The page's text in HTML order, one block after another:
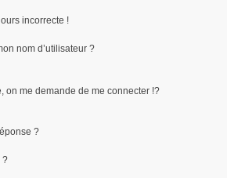
incorrecte !
nom d’utilisateur ?
on me demande de me connecter !?
?
?